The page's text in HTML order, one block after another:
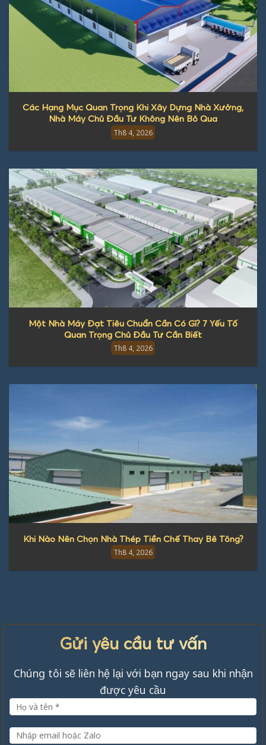
Các Hạng Mục Quan Trọng Khi Xây Dựng Nhà Xưởng,
Nhà Máy Chủ Đầu Tư Không Nên Bỏ Qua
Th8 4, 2026
Một Nhà Máy Đạt Tiêu Chuẩn Cần Có Gì? 7 Yếu Tố
Quan Trọng Chủ Đầu Tư Cần Biết
Th8 4, 2026
Khi Nào Nên Chọn Nhà Thép Tiền Chế Thay Bê Tông?
Th8 4, 2026
Gửi yêu cầu tư vấn
Chúng tôi sẽ liên hệ lại với bạn ngay sau khi nhận
được yêu cầu